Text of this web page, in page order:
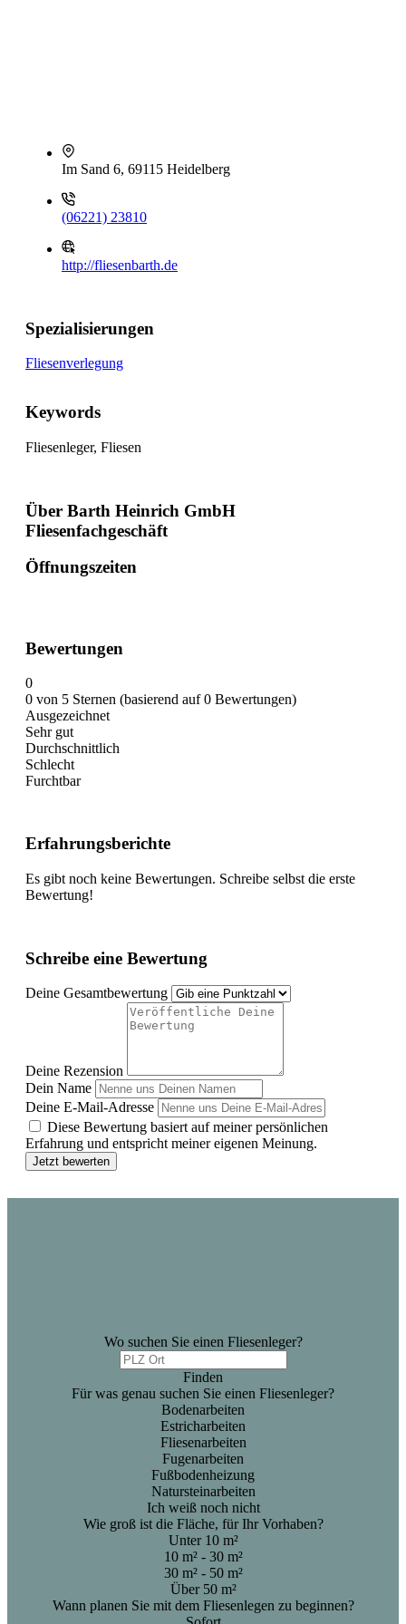
Im Sand 6, 69115 Heidelberg
(06221) 23810
http://fliesenbarth.de
Spezialisierungen
Fliesenverlegung
Keywords
Fliesenleger, Fliesen
Über Barth Heinrich GmbH
Fliesenfachgeschäft
Öffnungszeiten
Bewertungen
0
0 von 5 Sternen (basierend auf 0 Bewertungen)
Ausgezeichnet
Sehr gut
Durchschnittlich
Schlecht
Furchtbar
Erfahrungsberichte
Es gibt noch keine Bewertungen. Schreibe selbst die erste
Bewertung!
Schreibe eine Bewertung
Deine Gesamtbewertung
Deine Rezension
Dein Name
Deine E-Mail-Adresse
Diese Bewertung basiert auf meiner persönlichen
Erfahrung und entspricht meiner eigenen Meinung.
Jetzt bewerten
Wo suchen Sie einen Fliesenleger?
Finden
Für was genau suchen Sie einen Fliesenleger?
Bodenarbeiten
Estricharbeiten
Fliesenarbeiten
Fugenarbeiten
Fußbodenheizung
Natursteinarbeiten
Ich weiß noch nicht
Wie groß ist die Fläche, für Ihr Vorhaben?
Unter 10 m²
10 m² - 30 m²
30 m² - 50 m²
Über 50 m²
Wann planen Sie mit dem Fliesenlegen zu beginnen?